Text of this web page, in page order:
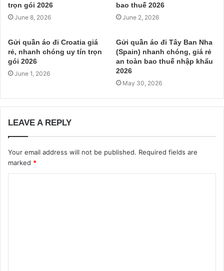
trọn gói 2026
June 8, 2026
bao thuế 2026
June 2, 2026
Gửi quần áo đi Croatia giá
rẻ, nhanh chóng uy tín trọn
gói 2026
June 1, 2026
Gửi quần áo đi Tây Ban Nha
(Spain) nhanh chóng, giá rẻ
an toàn bao thuế nhập khẩu
2026
May 30, 2026
LEAVE A REPLY
Your email address will not be published. Required fields are
marked *